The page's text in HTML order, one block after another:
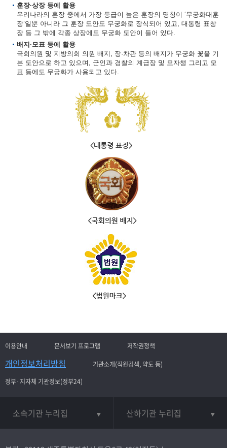
훈장·상장 등에 활용
우리나라의 훈장 중에서 가장 등급이 높은 훈장의 명칭이 ‘무궁화대훈
장’일뿐 아니라 그 훈장 도안도 무궁화로 장식되어 있고, 대통령 표창
장 등 그 밖에 각종 상장에도 무궁화 도안이 들어 있다.
배지·모표 등에 활용
국회의원 및 지방의회 의원 배지, 장·차관 등의 배지가 무궁화 꽃을 기
본 도안으로 하고 있으며, 군인과 경찰의 계급장 및 모자챙 그리고 모
표 등에도 무궁화가 사용되고 있다.
이용안내 문서보기 프로그램 저작권정책
개인정보처리방침
기관소개(직원검색, 약도 등)
정부·지자체 기관정보(정부24)
소속기관 누리집 산하기관 누리집